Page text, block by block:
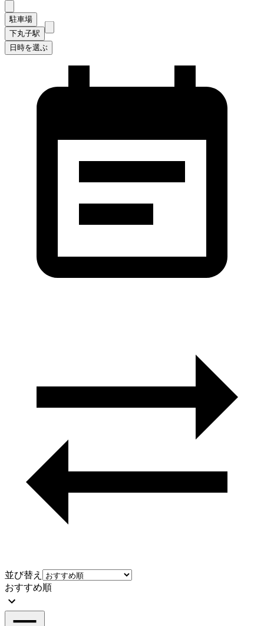
駐車場
下丸子駅
日時を選ぶ
並び替え
おすすめ順